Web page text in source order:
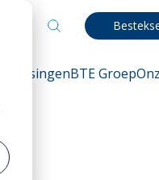
OplossingenBTE Groep